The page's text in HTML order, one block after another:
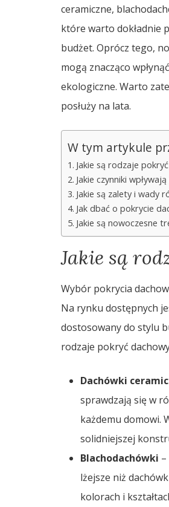
ceramiczne,
które warto dokładnie
budżet. Oprócz tego,
mogą znacząco
ekologiczne. Warto
posłuży na lata.
W tym artykule
Jakie są rodzaje
Jakie czynniki
Jakie są zalety i wady
Jak dbać o pokrycie
Jakie są nowoczesne
Jakie są
Wybór pokrycia
Na rynku dostępnych
dostosowany do stylu
rodzaje pokryć
Dachówki
sprawdzają się w
każdemu domowi.
solidniejszej
Blachodachówki
lżejsze niż
kolorach i